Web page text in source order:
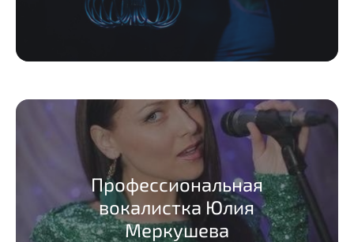
Профессиональная
вокалистка Юлия
Меркушева